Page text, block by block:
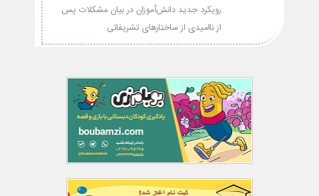
رویکرد جدید دانش‌‌آموزان در بیان مشکلات پس
از ناامیدی از ساختارهای تشریفاتی